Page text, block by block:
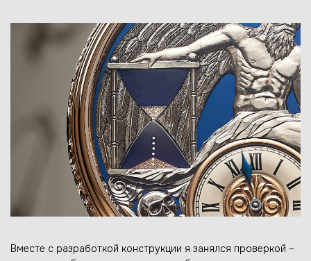
Вместе с разработкой конструкции я занялся проверкой –